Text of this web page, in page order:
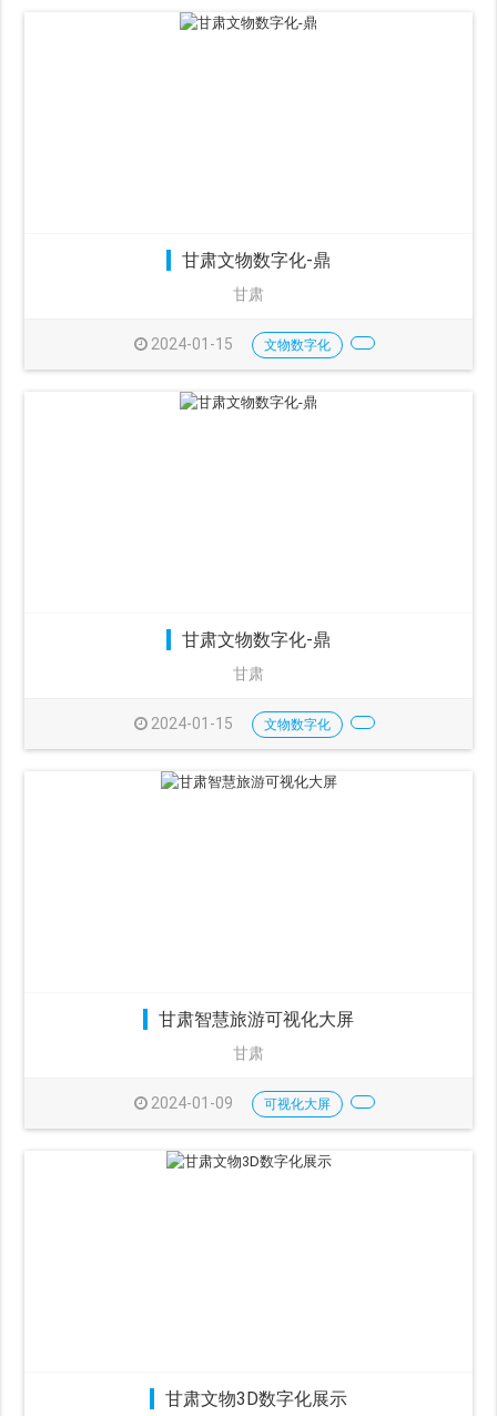
甘肃文物数字化-鼎
甘肃
2024-01-15 文物数字化
甘肃文物数字化-鼎
甘肃
2024-01-15 文物数字化
甘肃智慧旅游可视化大屏
甘肃
2024-01-09 可视化大屏
甘肃文物3D数字化展示